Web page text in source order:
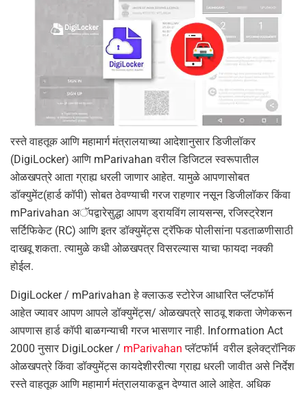
रस्ते वाहतूक आणि महामार्ग मंत्रालयाच्या आदेशानुसार डिजीलॉकर
(DigiLocker) आणि mParivahan वरील डिजिटल स्वरूपातील
ओळखपत्रे आता ग्राह्य धरली जाणार आहेत. यामुळे आपणासोबत
डॉक्युमेंट(हार्ड कॉपी) सोबत ठेवण्याची गरज राहणार नसून डिजीलॉकर किंवा
mParivahan अॅपद्वारेसुद्धा आपण ड्रायविंग लायसन्स, रजिस्ट्रेशन
सर्टिफिकेट (RC) आणि इतर डॉक्युमेंट्स ट्रॅफिक पोलीसांना पडताळणीसाठी
दाखवू शकता. त्यामुळे कधी ओळखपत्र विसरल्यास याचा फायदा नक्की
होईल.
DigiLocker / mParivahan हे क्लाऊड स्टोरेज आधारित प्लॅटफॉर्म
आहेत ज्यावर आपण आपले डॉक्युमेंट्स/ ओळखपत्रे साठवू शकता जेणेकरून
आपणास हार्ड कॉपी बाळगन्याची गरज भासणार नाही. Information Act
2000 नुसार DigiLocker / mParivahan प्लॅटफॉर्म वरील इलेक्ट्रॉनिक
ओळखपत्रे किंवा डॉक्युमेंट्स कायदेशीररीत्या ग्राह्य धरली जावीत असे निर्देश
रस्ते वाहतूक आणि महामार्ग मंत्रालयाकडून देण्यात आले आहेत. अधिक